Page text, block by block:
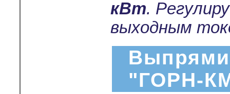
кВт.
выходным
"ГОРН-